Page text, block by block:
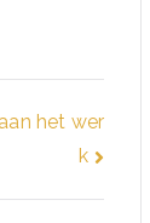
het wer
k